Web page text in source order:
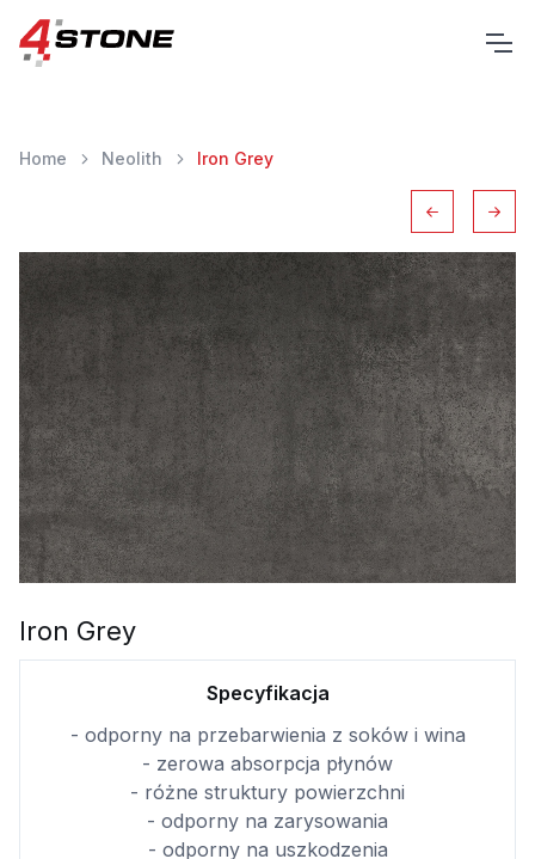
Home Neolith Iron Grey
Iron Grey
Specyfikacja
- odporny na przebarwienia z soków i wina
- zerowa absorpcja płynów
- różne struktury powierzchni
- odporny na zarysowania
- odporny na uszkodzenia